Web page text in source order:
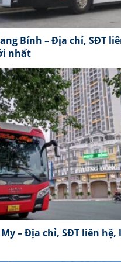
Bính – Địa chỉ, SĐT
nhất
– Địa chỉ, SĐT liên